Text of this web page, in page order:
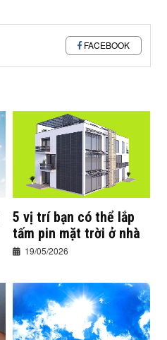
FACEBOOK
5 vị trí bạn có thể lắp
tấm pin mặt trời ở nhà
19/05/2026